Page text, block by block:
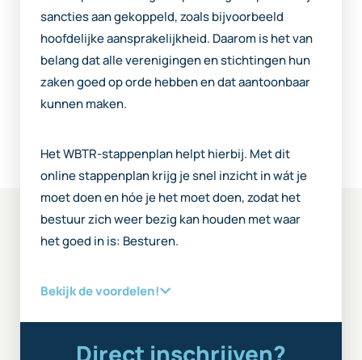
sancties aan gekoppeld, zoals bijvoorbeeld
hoofdelijke aansprakelijkheid. Daarom is het van
belang dat alle verenigingen en stichtingen hun
zaken goed op orde hebben en dat aantoonbaar
kunnen maken.
Het WBTR-stappenplan helpt hierbij. Met dit
online stappenplan krijg je snel inzicht in wát je
moet doen en hóe je het moet doen, zodat het
bestuur zich weer bezig kan houden met waar
het goed in is: Besturen.
Bekijk de voordelen!
Direct inschrijven?